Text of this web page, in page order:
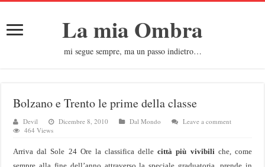
La mia Ombra
mi segue sempre, ma un passo indietro…
Bolzano e Trento le prime della classe
Devil Dicembre 8, 2010 Dal Mondo
Leave a comment
464 Views
Arriva dal Sole 24 Ore la classifica dellecittà più vivibili che, come